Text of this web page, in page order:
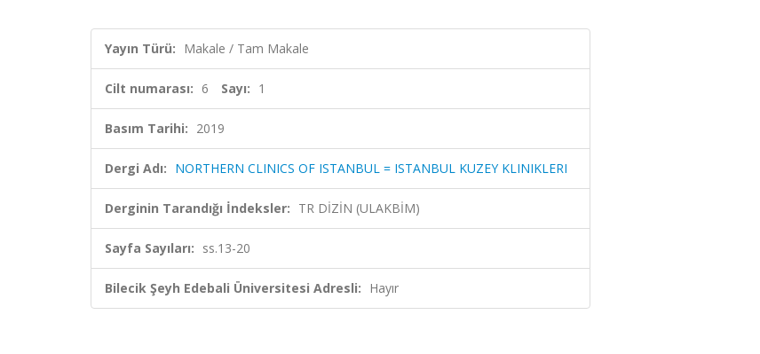
Yayın Türü: Makale / Tam Makale
Cilt numarası: 6 Sayı: 1
Basım Tarihi: 2019
Dergi Adı: NORTHERN CLINICS OF ISTANBUL = ISTANBUL KUZEY KLINIKLERI
Derginin Tarandığı İndeksler: TR DİZİN (ULAKBİM)
Sayfa Sayıları: ss.13-20
Bilecik Şeyh Edebali Üniversitesi Adresli: Hayır